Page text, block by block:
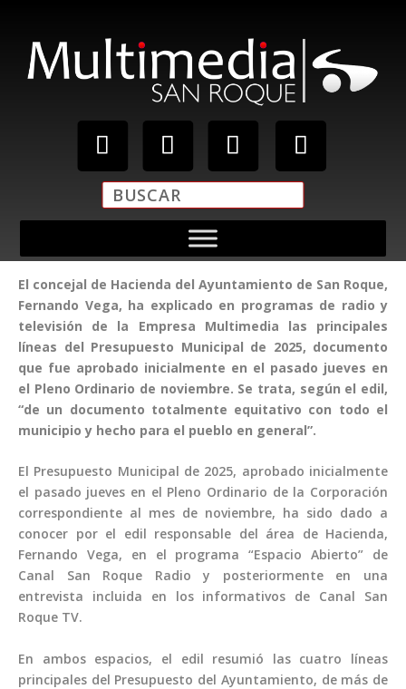
El concejal de Hacienda del Ayuntamiento de San Roque,
Fernando Vega, ha explicado en programas de radio y
televisión de la Empresa Multimedia las principales
líneas del Presupuesto Municipal de 2025, documento
que fue aprobado inicialmente en el pasado jueves en
el Pleno Ordinario de noviembre. Se trata, según el edil,
“de un documento totalmente equitativo con todo el
municipio y hecho para el pueblo en general”.
El Presupuesto Municipal de 2025, aprobado inicialmente
el pasado jueves en el Pleno Ordinario de la Corporación
correspondiente al mes de noviembre, ha sido dado a
conocer por el edil responsable del área de Hacienda,
Fernando Vega, en el programa “Espacio Abierto” de
Canal San Roque Radio y posteriormente en una
entrevista incluida en los informativos de Canal San
Roque TV.
En ambos espacios, el edil resumió las cuatro líneas
principales del Presupuesto del Ayuntamiento, de más de